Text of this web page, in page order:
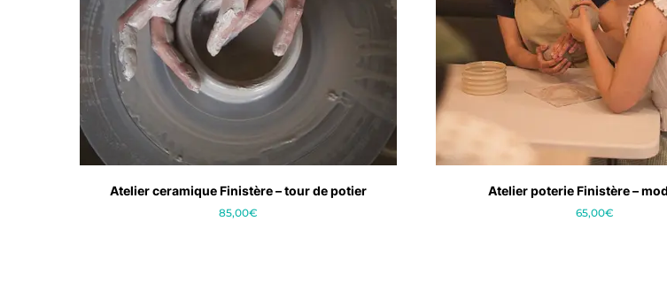
Atelier ceramique Finistère – tour de potier
85,00€
Atelier poterie Finistère –
65,00€